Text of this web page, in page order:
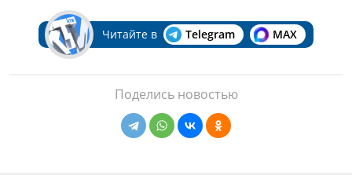
Читайте в Telegram MAX
Поделись новостью